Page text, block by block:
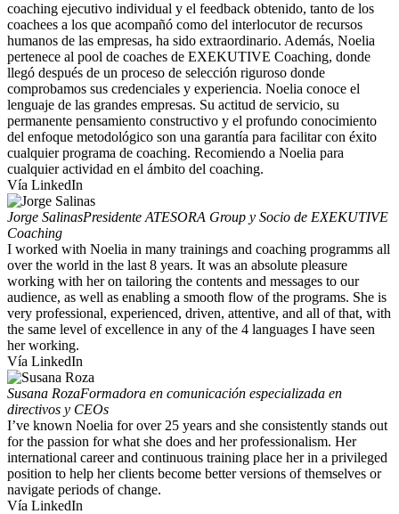
coaching ejecutivo individual y el feedback obtenido, tanto de los
coachees a los que acompañó como del interlocutor de recursos
humanos de las empresas, ha sido extraordinario. Además, Noelia
pertenece al pool de coaches de EXEKUTIVE Coaching, donde
llegó después de un proceso de selección riguroso donde
comprobamos sus credenciales y experiencia. Noelia conoce el
lenguaje de las grandes empresas. Su actitud de servicio, su
permanente pensamiento constructivo y el profundo conocimiento
del enfoque metodológico son una garantía para facilitar con éxito
cualquier programa de coaching. Recomiendo a Noelia para
cualquier actividad en el ámbito del coaching.
Vía LinkedIn
Jorge SalinasPresidente ATESORA Group y Socio de EXEKUTIVE
Coaching
I worked with Noelia in many trainings and coaching programms all
over the world in the last 8 years. It was an absolute pleasure
working with her on tailoring the contents and messages to our
audience, as well as enabling a smooth flow of the programs. She is
very professional, experienced, driven, attentive, and all of that, with
the same level of excellence in any of the 4 languages I have seen
her working.
Vía LinkedIn
Susana RozaFormadora en comunicación especializada en
directivos y CEOs
I’ve known Noelia for over 25 years and she consistently stands out
for the passion for what she does and her professionalism. Her
international career and continuous training place her in a privileged
position to help her clients become better versions of themselves or
navigate periods of change.
Vía LinkedIn